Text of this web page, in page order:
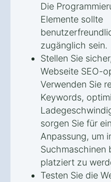
Die
Elemente sollte
zugänglich sein.
Stellen Sie
Webseite SEO-
Verwenden Sie
Keywords,
sorgen Sie für
Anpassung, um
Suchmaschinen
platziert zu
Testen Sie die